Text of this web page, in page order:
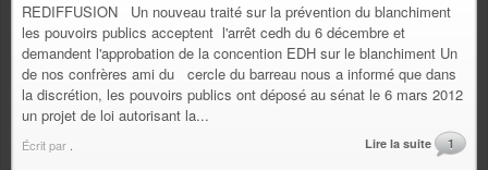
REDIFFUSION Un nouveau traité sur la prévention du blanchiment
les pouvoirs publics acceptent l'arrêt cedh du 6 décembre et
demandent l'approbation de la concention EDH sur le blanchiment Un
de nos confrères ami du cercle du barreau nous a informé que dans
la discrétion, les pouvoirs publics ont déposé au sénat le 6 mars 2012
un projet de loi autorisant la...
Écrit par Lire la suite 1